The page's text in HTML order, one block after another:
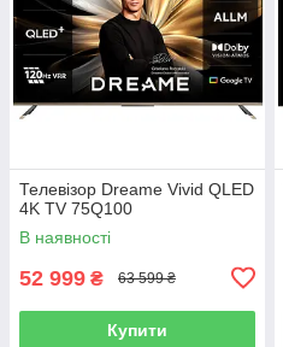
Телевiзор Dreame Vivid QLED
4K TV 75Q100
В наявності
52 999 ₴ 63 599 ₴
Купити